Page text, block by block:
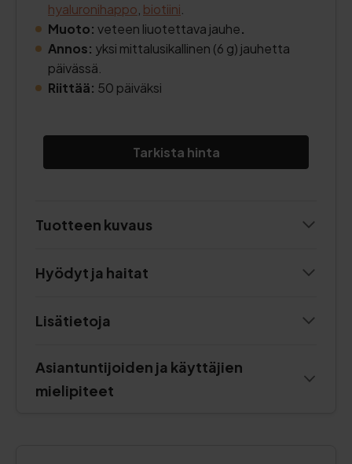
hyaluronihappo biotiini
Muoto: veteen liuotettava jauhe.
Annos: yksi mittalusikallinen (6 g) jauhetta
päivässä.
Riittää: 50 päiväksi
Tarkista hinta
Tuotteen kuvaus
Hyödyt ja haitat
Lisätietoja
Asiantuntijoiden ja käyttäjien
mielipiteet